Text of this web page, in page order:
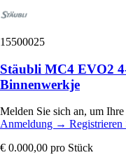
15500025
Stäubli MC4 EVO2
Binnenwerkje
Melden Sie sich an, um Ihre
Anmeldung → Registrieren
€ 0.000,00 pro Stück